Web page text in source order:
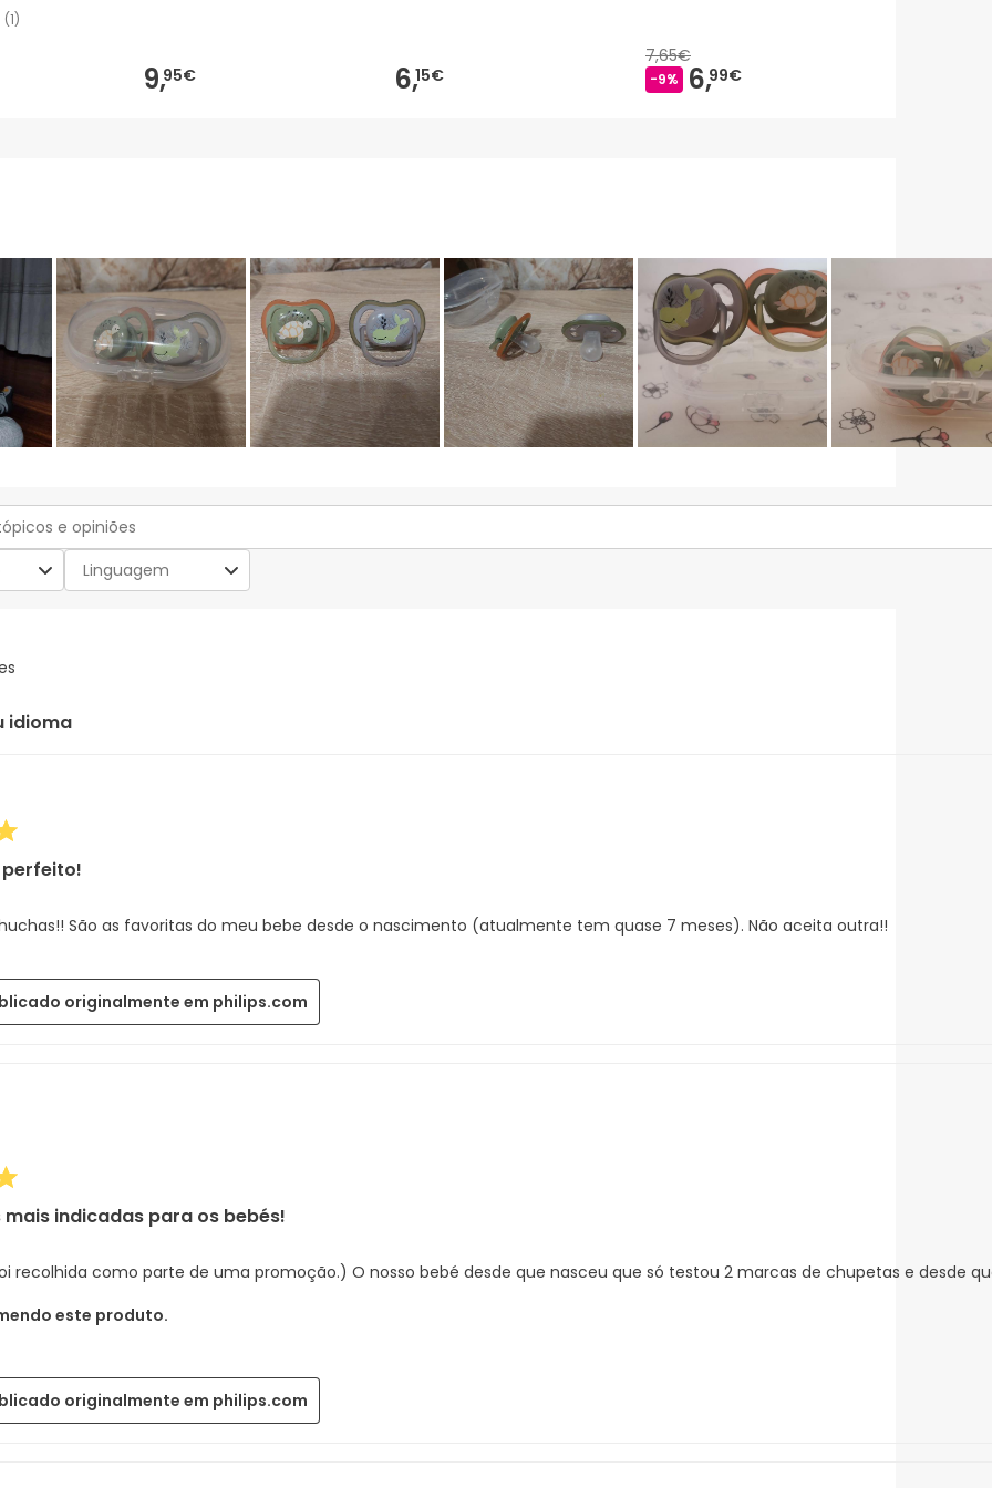
(1)
9,95€ 6,15€
7,65€
-9% 6,99€
Linguagem
idioma
São as favoritas do meu bebe desde o nascimento (atualmente tem quase 7 meses). Não aceita outra!!
originalmente em philips.com
mais indicadas para os bebés!
recolhida como parte de uma promoção.) O nosso bebé desde que nasceu que só testou 2 marcas de chupetas e
este produto.
originalmente em philips.com